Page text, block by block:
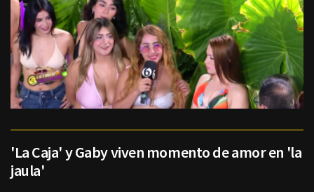
'La Caja' y Gaby viven momento de amor en 'la
jaula'